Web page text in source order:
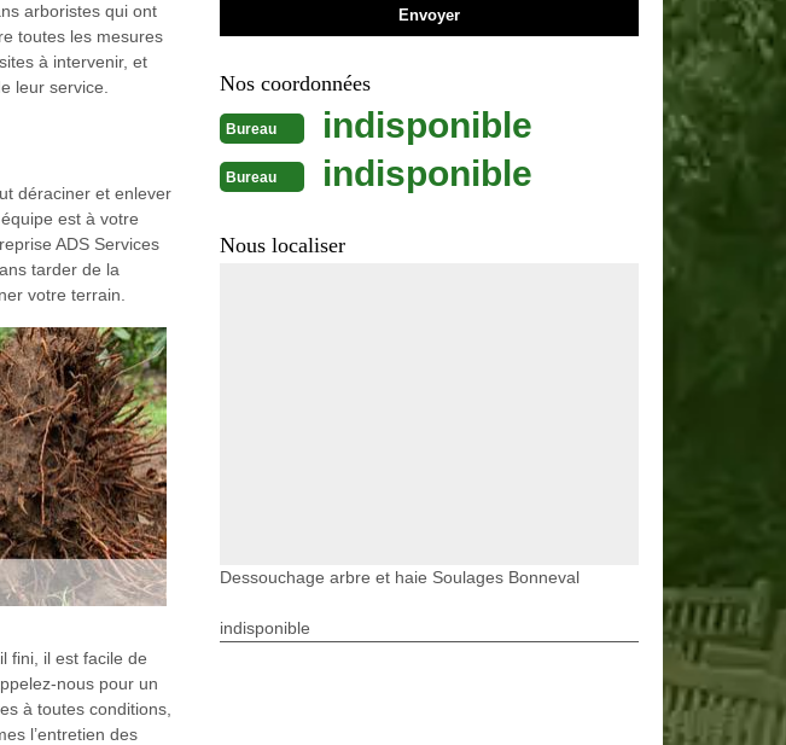
arboristes qui ont
toutes les mesures
à intervenir, et
leur service.
déraciner et enlever
est à votre
ADS Services
tarder de la
votre terrain.
fini, il est facile de
nous pour un
à toutes conditions,
l’entretien des
Nos coordonnées
Bureau indisponible
Bureau indisponible
Nous localiser
Dessouchage arbre et haie Soulages Bonneval
indisponible